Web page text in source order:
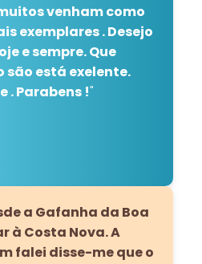
venham como
exemplares . Desejo
e sempre. Que
está exelente.
. Parabens !"
a Gafanha da Boa
à Costa Nova. A
falei disse-me que o